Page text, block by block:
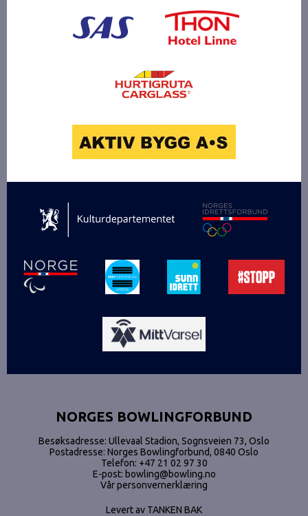
NORGES BOWLINGFORBUND
Besøksadresse: Ullevaal Stadion, Sognsveien 73, Oslo
Postadresse: Norges Bowlingforbund, 0840 Oslo
Telefon: +47 21 02 97 30
E-post: bowling@bowling.no
Vår personvernerklæring
Levert av TANKEN BAK